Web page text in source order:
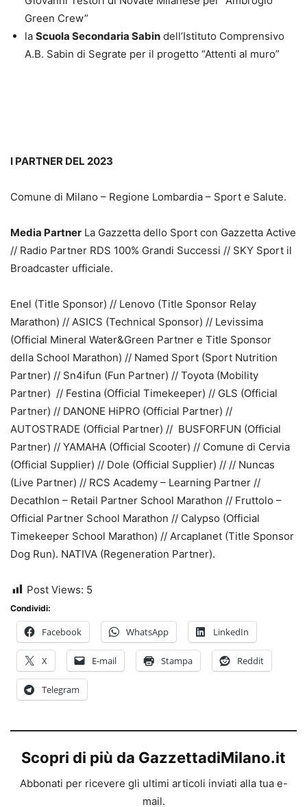
Green Crew”
la Scuola Secondaria Sabin dell’Istituto Comprensivo
A.B. Sabin di Segrate per il progetto “Attenti al muro”
I PARTNER DEL 2023
Comune di Milano – Regione Lombardia – Sport e Salute.
Media Partner La Gazzetta dello Sport con Gazzetta Active
// Radio Partner RDS 100% Grandi Successi // SKY Sport il
Broadcaster ufficiale.
Enel (Title Sponsor) // Lenovo (Title Sponsor Relay
Marathon) // ASICS (Technical Sponsor) // Levissima
(Official Mineral Water&Green Partner e Title Sponsor
della School Marathon) // Named Sport (Sport Nutrition
Partner) // Sn4ifun (Fun Partner) // Toyota (Mobility
Partner) // Festina (Official Timekeeper) // GLS (Official
Partner) // DANONE HiPRO (Official Partner) //
AUTOSTRADE (Official Partner) // BUSFORFUN (Official
Partner) // YAMAHA (Official Scooter) // Comune di Cervia
(Official Supplier) // Dole (Official Supplier) // // Nuncas
(Live Partner) // RCS Academy – Learning Partner //
Decathlon – Retail Partner School Marathon // Fruttolo –
Official Partner School Marathon // Calypso (Official
Timekeeper School Marathon) // Arcaplanet (Title Sponsor
Dog Run). NATIVA (Regeneration Partner).
Post Views: 5
Condividi:
Facebook WhatsApp LinkedIn
X E-mail Stampa Reddit
Telegram
Scopri di più da GazzettadiMilano.it
Abbonati per ricevere gli ultimi articoli inviati alla tua e-
mail.